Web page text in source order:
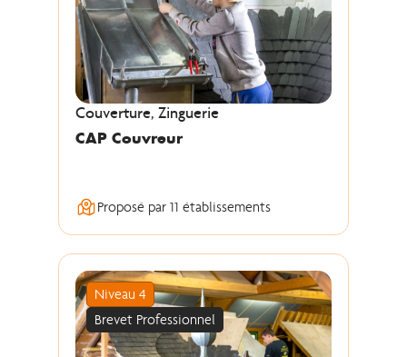
Couverture, Zinguerie
CAP Couvreur
Proposé par 11 établissements
Niveau 4
Brevet Professionnel